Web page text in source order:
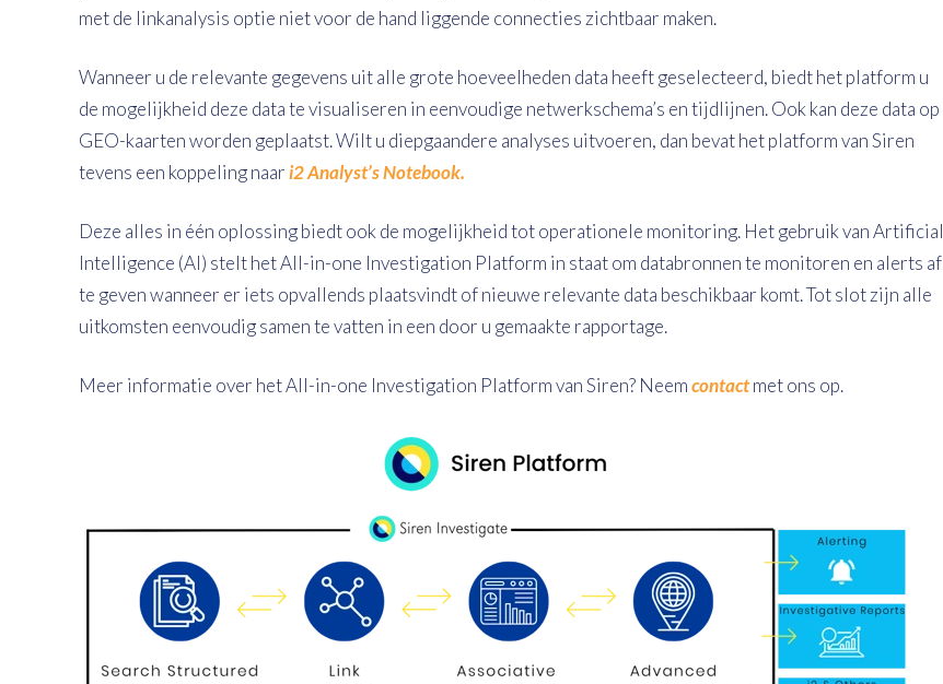
met de linkanalysis optie niet voor de hand liggende connecties zichtbaar maken.
Wanneer u de relevante gegevens uit alle grote hoeveelheden data heeft geselecteerd, biedt het platform u
de mogelijkheid deze data te visualiseren in eenvoudige netwerkschema’s en tijdlijnen. Ook kan deze data op
GEO-kaarten worden geplaatst. Wilt u diepgaandere analyses uitvoeren, dan bevat het platform van Siren
tevens een koppeling naari2 Analyst’s Notebook.
Deze alles in één oplossing biedt ook de mogelijkheid tot operationele monitoring. Het gebruik van Artificial
Intelligence (AI) stelt het All-in-one Investigation Platform in staat om databronnen te monitoren en alerts af
te geven wanneer er iets opvallends plaatsvindt of nieuwe relevante data beschikbaar komt. Tot slot zijn alle
uitkomsten eenvoudig samen te vatten in een door u gemaakte rapportage.
Meer informatie over het All-in-one Investigation Platform van Siren? Neemcontactmet ons op.